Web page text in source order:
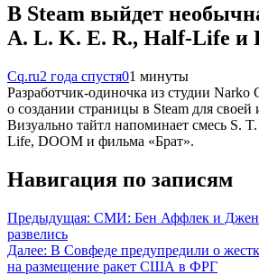
В Steam выйдет
A. L. K. E. R., Half-Life и
Cq.ru2 года спустя01 минуты
Разработчик-одиночка из студии Narko
о создании страницы в Steam для
Визуально тайтл напоминает смесь S.
Life, DOOM и фильма «Брат».
Навигация по записям
Предыдущая: СМИ: Бен Аффлек и
развелись
Далее: В Совфеде предупредили о
на размещение ракет США в ФРГ